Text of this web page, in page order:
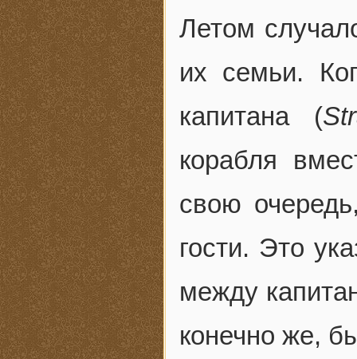
Летом
их семьи.
капитана (
корабля
свою
гости. Это
между
конечно же,